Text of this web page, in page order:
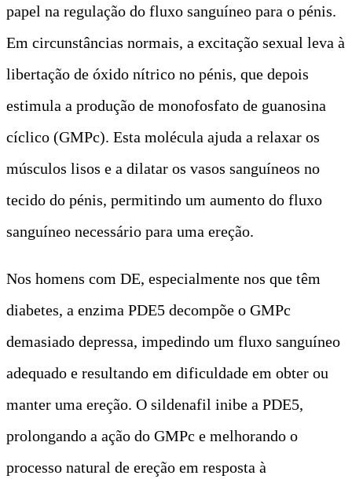
papel na regulação do fluxo sanguíneo para o pénis.
Em circunstâncias normais, a excitação sexual leva à
libertação de óxido nítrico no pénis, que depois
estimula a produção de monofosfato de guanosina
cíclico (GMPc). Esta molécula ajuda a relaxar os
músculos lisos e a dilatar os vasos sanguíneos no
tecido do pénis, permitindo um aumento do fluxo
sanguíneo necessário para uma ereção.
Nos homens com DE, especialmente nos que têm
diabetes, a enzima PDE5 decompõe o GMPc
demasiado depressa, impedindo um fluxo sanguíneo
adequado e resultando em dificuldade em obter ou
manter uma ereção. O sildenafil inibe a PDE5,
prolongando a ação do GMPc e melhorando o
processo natural de ereção em resposta à